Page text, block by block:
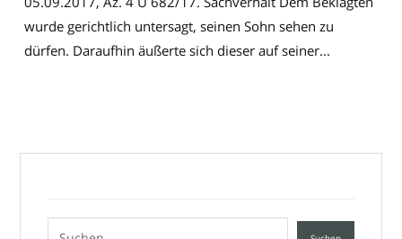
wurde gerichtlich untersagt, seinen Sohn sehen zu
dürfen. Daraufhin äußerte sich dieser auf seiner...